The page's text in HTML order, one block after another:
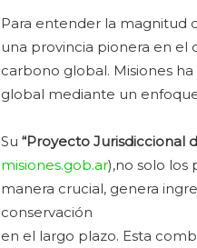
Para entender la magnitud
una provincia pionera en
carbono global. Misiones
global mediante un
Su “Proyecto Jurisdiccional
misiones.gob.ar),no solo los
manera crucial, genera
conservación
en el largo plazo. Esta